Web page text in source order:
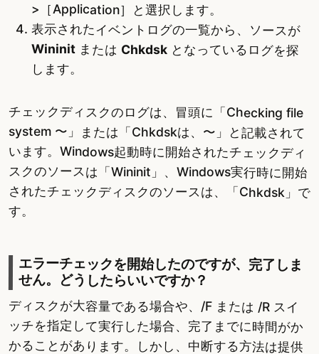
>［Application］と選択します。
表示されたイベントログの一覧から、ソースが
Wininitまたは Chkdskとなっているログを探
します。
チェックディスクのログは、冒頭に「Checking file
system 〜」または「Chkdskは、〜」と記載されて
います。Windows起動時に開始されたチェックディ
スクのソースは「Wininit」、Windows実行時に開始
されたチェックディスクのソースは、「Chkdsk」で
す。
エラーチェックを開始したのですが、完了しま
せん。どうしたらいいですか？
ディスクが大容量である場合や、/F または /R スイ
ッチを指定して実行した場合、完了までに時間がか
かることがあります。しかし、中断する方法は提供